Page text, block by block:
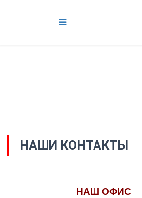
НАШИ КОНТАКТЫ
НАШ ОФИС